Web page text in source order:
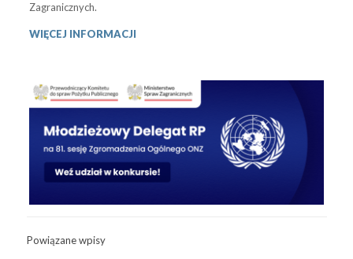
Zagranicznych.
WIĘCEJ INFORMACJI
Powiązane wpisy